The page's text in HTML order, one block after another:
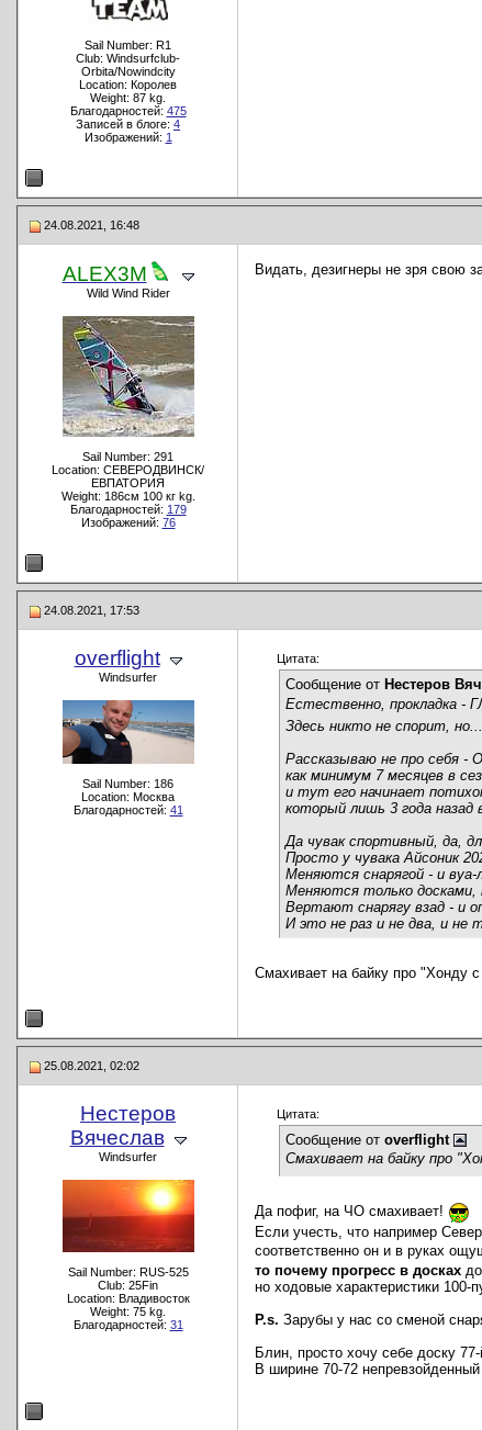
Sail Number: R1
Club: Windsurfclub-
Orbita/Nowindcity
Location: Королев
Weight: 87 kg.
Благодарностей: 475
Записей в блоге: 4
Изображений: 1
24.08.2021, 16:48
ALEX3M
Wild Wind Rider
Sail Number: 291
Location: СЕВЕРОДВИНСК/
ЕВПАТОРИЯ
Weight: 186см 100 кг kg.
Благодарностей: 179
Изображений: 76
Видать, дезигнеры не зря свою
24.08.2021, 17:53
overflight
Windsurfer
Sail Number: 186
Location: Москва
Благодарностей: 41
Цитата:
Сообщение от Нестеров
Естественно, прокладка -
Здесь никто не спорит, но...
Рассказываю не про себя -
как минимум 7 месяцев в
и тут его начинает
который лишь 3 года назад
Да чувак спортивный, да,
Просто у чувака Айсоник
Меняются снарягой - и
Меняются только досками,
Вертают снарягу взад - и
И это не раз и не два, и не
Смахивает на байку про "Хонду
25.08.2021, 02:02
Нестеров
Вячеслав
Windsurfer
Sail Number: RUS-525
Club: 25Fin
Location: Владивосток
Weight: 75 kg.
Благодарностей: 31
Цитата:
Сообщение от overflight
Смахивает на байку про
Да пофиг, на ЧО смахивает!
Если учесть, что например
соответственно он и в руках
то почему прогресс в досках
но ходовые характеристики
P.s. Зарубы у нас со сменой
Блин, просто хочу себе доску
В ширине 70-72